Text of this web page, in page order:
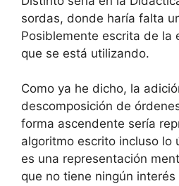
sordas, donde haría falta
Posiblemente escrita de la
que se está utilizando.
Como ya he dicho, la
descomposición de
forma ascendente sería
algoritmo escrito incluso lo
es una representación
que no tiene ningún interés